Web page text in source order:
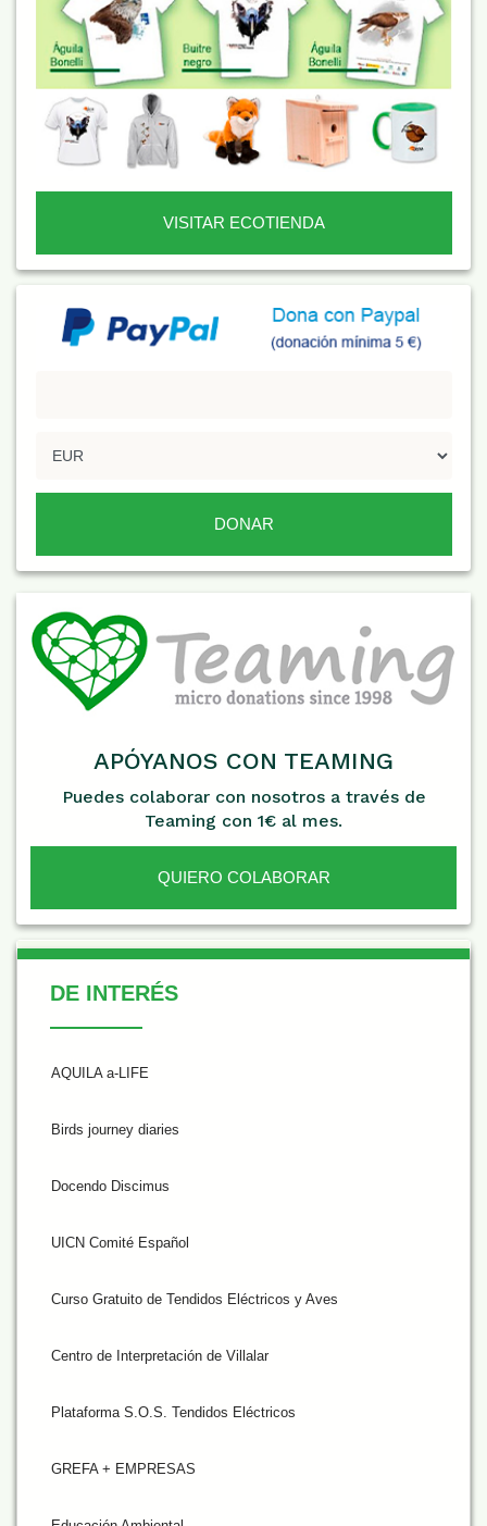
VISITAR ECOTIENDA
APÓYANOS CON TEAMING
Puedes colaborar con nosotros a través de
Teaming con 1€ al mes.
QUIERO COLABORAR
De Interés
DE INTERÉS
AQUILA a-LIFE
Birds journey diaries
Docendo Discimus
UICN Comité Español
Curso Gratuito de Tendidos Eléctricos y Aves
Centro de Interpretación de Villalar
Plataforma S.O.S. Tendidos Eléctricos
GREFA + EMPRESAS